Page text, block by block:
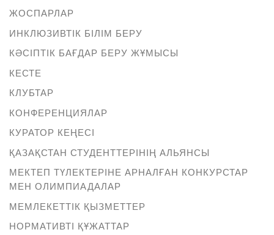
ЖОСПАРЛАР
ИНКЛЮЗИВТІК БІЛІМ БЕРУ
КӘСІПТІК БАҒДАР БЕРУ ЖҰМЫСЫ
КЕСТЕ
КЛУБТАР
КОНФЕРЕНЦИЯЛАР
КУРАТОР КЕҢЕСІ
ҚАЗАҚСТАН СТУДЕНТТЕРІНІҢ АЛЬЯНСЫ
МЕКТЕП ТҮЛЕКТЕРІНЕ АРНАЛҒАН КОНКУРСТАР
МЕН ОЛИМПИАДАЛАР
МЕМЛЕКЕТТІК ҚЫЗМЕТТЕР
НОРМАТИВТІ ҚҰЖАТТАР